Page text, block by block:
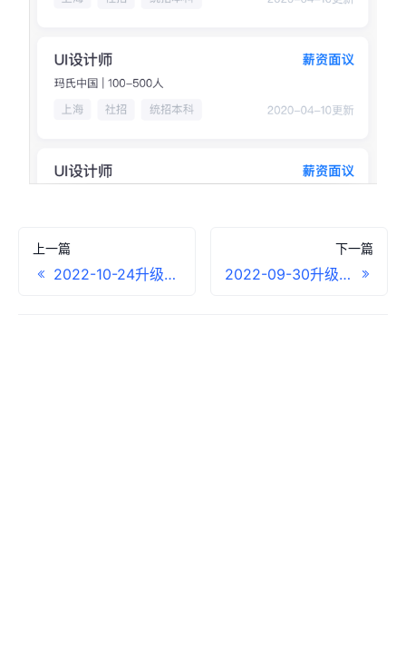
上一篇
2022-10-24升级公告
下一篇
2022-09-30升级公告